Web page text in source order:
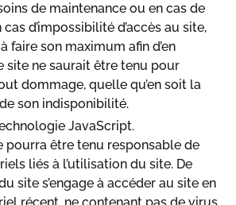
de maintenance ou en cas de
d’impossibilité d’accès au site,
faire son maximum afin d’en
site ne saurait être tenu pour
dommage, quelle qu’en soit la
son indisponibilité.
JavaScript.
pourra être tenu responsable de
liés à l’utilisation du site. De
site s’engage à accéder au site en